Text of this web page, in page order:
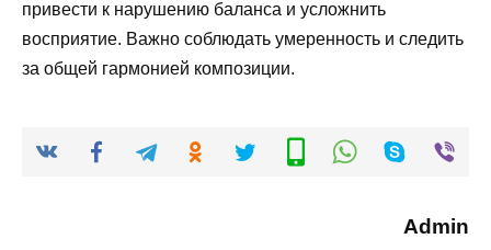
привести к нарушению баланса и усложнить
восприятие. Важно соблюдать умеренность и следить
за общей гармонией композиции.
Admin